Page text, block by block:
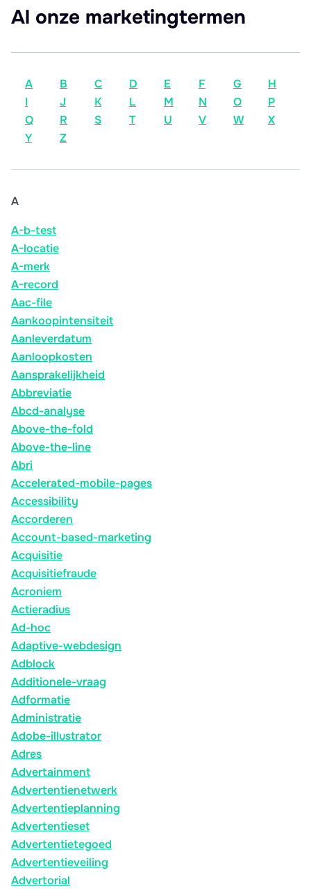
Al onze marketingtermen
A B C D E F G
H
I
J K L M N O
P
Q
R S T U V W
X
Y
Z
A
A-b-test
A-locatie
A-merk
A-record
Aac-file
Aankoopintensiteit
Aanleverdatum
Aanloopkosten
Aansprakelijkheid
Abbreviatie
Abcd-analyse
Above-the-fold
Above-the-line
Abri
Accelerated-mobile-pages
Accessibility
Accorderen
Account-based-marketing
Acquisitie
Acquisitiefraude
Acroniem
Actieradius
Ad-hoc
Adaptive-webdesign
Adblock
Additionele-vraag
Adformatie
Administratie
Adobe-illustrator
Adres
Advertainment
Advertentienetwerk
Advertentieplanning
Advertentieset
Advertentietegoed
Advertentieveiling
Advertorial